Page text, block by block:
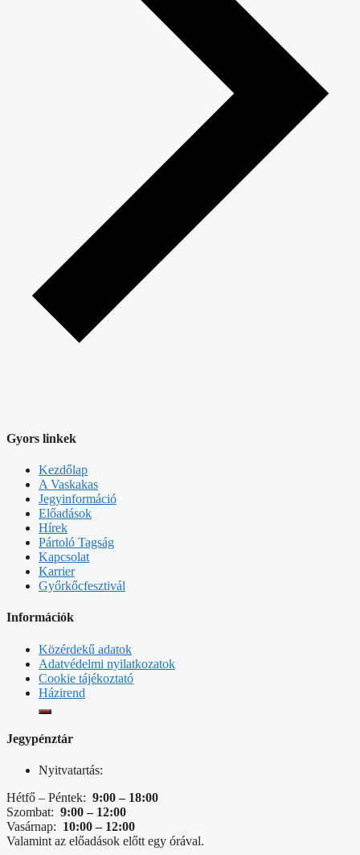
Gyors linkek
Kezdőlap
A Vaskakas
Jegyinformáció
Előadások
Hírek
Pártoló Tagság
Kapcsolat
Karrier
Győrkőcfesztivál
Információk
Közérdekű adatok
Adatvédelmi nyilatkozatok
Cookie tájékoztató
Házirend
Jegypénztár
Nyitvatartás:
Hétfő – Péntek: 9:00 – 18:00
Szombat: 9:00 – 12:00
Vasárnap: 10:00 – 12:00
Valamint az előadások előtt egy órával.